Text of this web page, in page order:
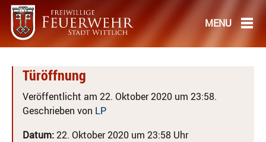
Türöffnung
Veröffentlicht am 22. Oktober 2020 um 23:58.
Geschrieben von LP
Datum:22. Oktober 2020 um 23:58 Uhr